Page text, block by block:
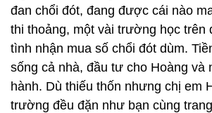
đan chổi đót, đang được cái nào
thi thoảng, một vài trường học trên
tình nhận mua số chổi đót dùm.
sống cả nhà, đầu tư cho Hoàng và
hành. Dù thiếu thốn nhưng chị em
trường đều đặn như bạn cùng